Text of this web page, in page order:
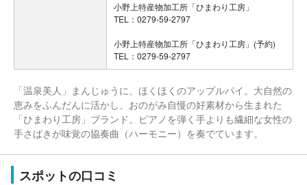
小野上特産物加工所「ひまわり工房」
TEL：0279-59-2797
小野上特産物加工所「ひまわり工房」(予約)
TEL：0279-59-2797
「温泉美人」まんじゅうに、ほくほくのアップルパイ。大自然の
恵みをふんだんに活かし、おのがみ自慢の好素材から生まれた
「ひまわり工房」ブランド。ピアノを弾く手よりも繊細な女性の
手さばきが味覚の協奏曲（ハーモニー）を奏でています。
スポットの口コミ